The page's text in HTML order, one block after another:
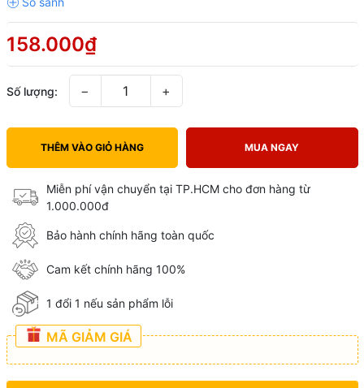
158.000₫
Số lượng: − +
THÊM VÀO GIỎ HÀNG MUA NGAY
Miễn phí vận chuyển tại TP.HCM cho đơn hàng từ
1.000.000đ
Bảo hành chính hãng toàn quốc
Cam kết chính hãng 100%
1 đổi 1 nếu sản phẩm lỗi
MÃ GIẢM GIÁ